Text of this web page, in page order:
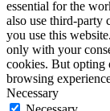
essential for the
also use third-party
you use this
only with your
cookies. But opting
browsing
Necessary